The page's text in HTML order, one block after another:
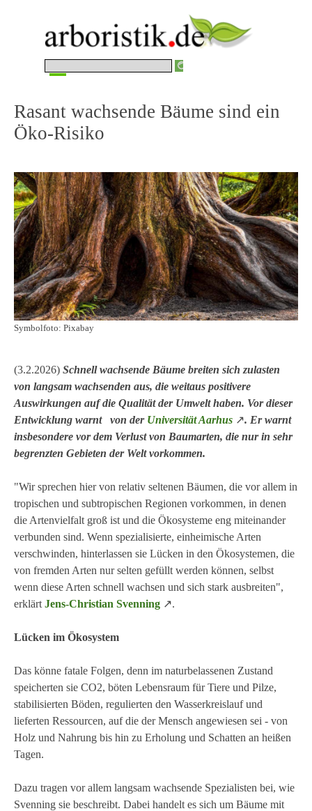
Menü überspringen
Rasant wachsende Bäume sind ein
Öko-Risiko
Symbolfoto: Pixabay
(3.2.2026) Schnell wachsende Bäume breiten sich zulasten
von langsam wachsenden aus, die weitaus positivere
Auswirkungen auf die Qualität der Umwelt haben. Vor dieser
Entwicklung warnt von der Universität Aarhus ↗. Er warnt
insbesondere vor dem Verlust von Baumarten, die nur in sehr
begrenzten Gebieten der Welt vorkommen.
"Wir sprechen hier von relativ seltenen Bäumen, die vor allem in
tropischen und subtropischen Regionen vorkommen, in denen
die Artenvielfalt groß ist und die Ökosysteme eng miteinander
verbunden sind. Wenn spezialisierte, einheimische Arten
verschwinden, hinterlassen sie Lücken in den Ökosystemen, die
von fremden Arten nur selten gefüllt werden können, selbst
wenn diese Arten schnell wachsen und sich stark ausbreiten",
erklärt Jens-Christian Svenning ↗.
Lücken im Ökosystem
Das könne fatale Folgen, denn im naturbelassenen Zustand
speicherten sie CO2, böten Lebensraum für Tiere und Pilze,
stabilisierten Böden, regulierten den Wasserkreislauf und
lieferten Ressourcen, auf die der Mensch angewiesen sei - von
Holz und Nahrung bis hin zu Erholung und Schatten an heißen
Tagen.
Dazu tragen vor allem langsam wachsende Spezialisten bei, wie
Svenning sie beschreibt. Dabei handelt es sich um Bäume mit